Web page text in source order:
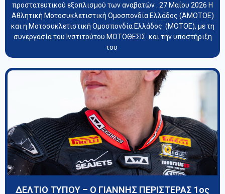
προστατευτικού εξοπλισμού των αναβατών . 27 Μαΐου 2026 Η
Αθλητική Μοτοσυκλετιστική Ομοσπονδία Ελλάδος (ΑΜΟΤΟΕ)
και η Μοτοσυκλετιστική Ομοσπονδία Ελλάδος (ΜΟΤΟΕ), με τη
συνεργασία του Ινστιτούτου ΜΟΤΟΘΕΣΙΣ και την υποστήριξη
του
ΔΕΛΤΙΟ ΤΥΠΟΥ – Ο ΓΙΑΝΝΗΣ ΠΕΡΙΣΤΕΡΑΣ 1oς